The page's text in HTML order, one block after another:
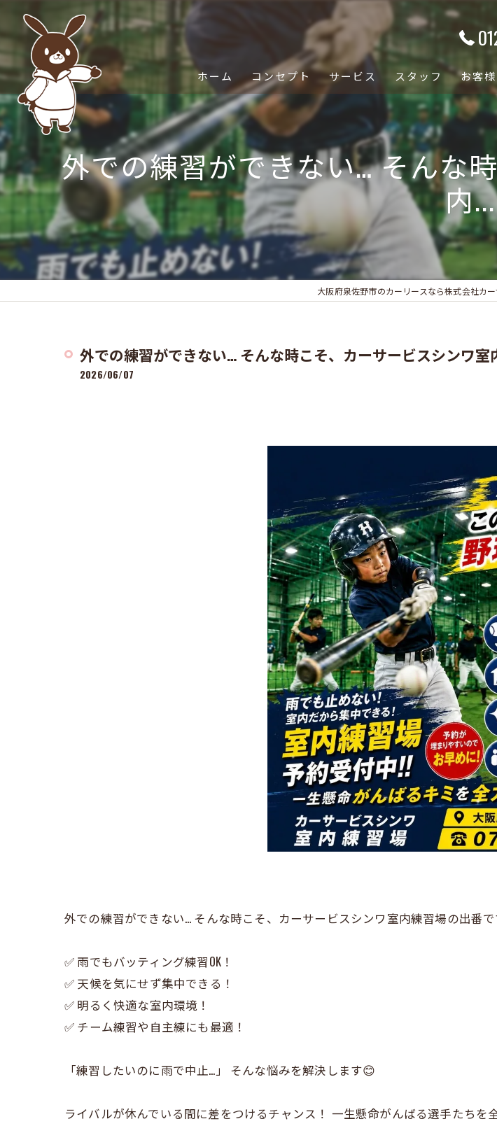
ホーム コンセプト サービス スタッフ お客
外での練習ができない… そんな
内...
大阪府泉佐野市のカーリースなら株式会社カ
外での練習ができない… そんな時こそ、カーサービスシンワ室
2026/06/07
外での練習ができない… そんな時こそ、カーサービスシンワ室内練習場の出番で
✅ 雨でもバッティング練習OK！
✅ 天候を気にせず集中できる！
✅ 明るく快適な室内環境！
✅ チーム練習や自主練にも最適！
「練習したいのに雨で中止…」 そんな悩みを解決します😊
ライバルが休んでいる間に差をつけるチャンス！ 一生懸命がんばる選手たちを